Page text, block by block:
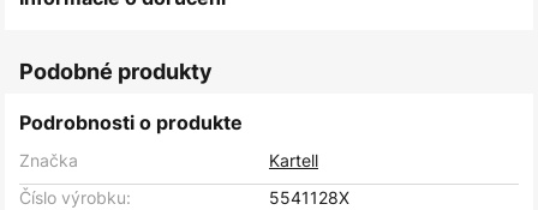
Podobné produkty
Podrobnosti o produkte
Značka
Kartell
Číslo výrobku:
5541128X